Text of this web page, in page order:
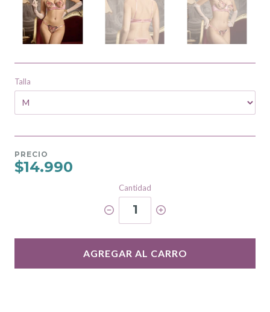
Talla
PRECIO
$14.990
Cantidad
1
AGREGAR AL CARRO